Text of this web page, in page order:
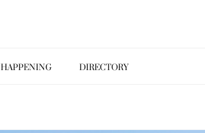
HAPPENING DIRECTORY